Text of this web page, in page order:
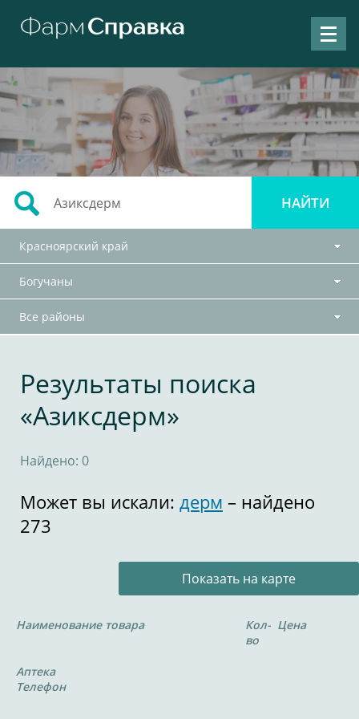
Красноярский край
Богучаны
Все районы
Результаты поиска
«Азиксдерм»
Найдено: 0
Может вы искали: дерм – найдено
273
Показать на карте
Наименование товара
Кол-
во
Цена
Аптека
Телефон